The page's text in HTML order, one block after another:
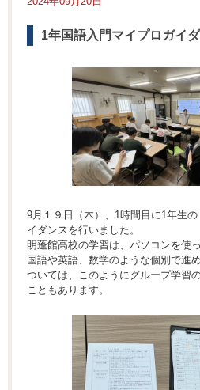
1年国語入門マイプロガイ
9月１９日（木）、1時間目に1年生
イダンスを行いました。
明蓬館高校の学習は、パソコンを使
国語や英語、数学のような個別で進
ついては、このようにグループ学習
こともあります。